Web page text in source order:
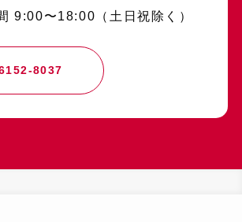
9:00〜18:00（土日祝除く）
8037